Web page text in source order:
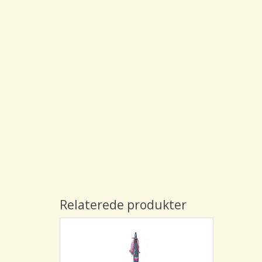
Relaterede produkter